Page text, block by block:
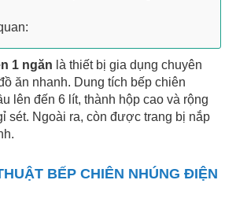
1 ngăn là thiết bị gia dụng chuyên
ăn nhanh. Dung tích bếp chiên
lên đến 6 lít, thành hộp cao và rộng
sét. Ngoài ra, còn được trang bị nắp
BẾP CHIÊN NHÚNG ĐIỆN